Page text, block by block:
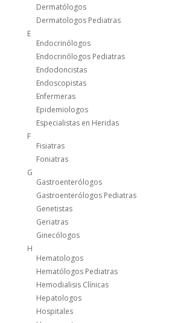
Dermatólogos
Dermatologos Pediatras
E
Endocrinólogos
Endocrinólogos Pediatras
Endodoncistas
Endoscopistas
Enfermeras
Epidemiologos
Especialistas en Heridas
F
Fisiatras
Foniatras
G
Gastroenterólogos
Gastroenterólogos Pediatras
Genetistas
Geriatras
Ginecólogos
H
Hematologos
Hematólogos Pediatras
Hemodialisis Clínicas
Hepatologos
Hospitales